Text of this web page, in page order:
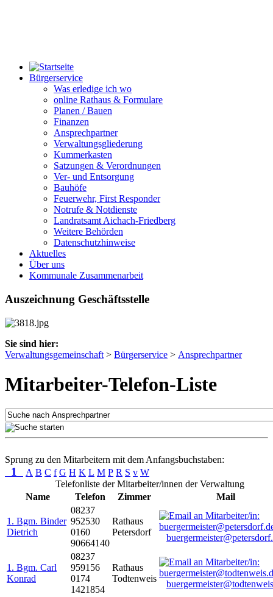
Bürgerservice
Was erledige ich wo
online Rathaus & Formulare
Planen / Bauen
Finanzen
Ansprechpartner
Verwaltungsgliederung
Kummerkasten
Satzungen & Verordnungen
Ver- und Entsorgung
Bauhöfe
Feuerwehr, First Responder
Notrufe & Notdienste
Landratsamt Aichach-Friedberg
Weitere Behörden
Datenschutzhinweise
Aktuelles
Über uns
Kommunale Zusammenarbeit
Auszeichnung Geschäftsstelle
Sie sind hier:
Verwaltungsgemeinschaft > Bürgerservice > Ansprechpartner
Mitarbeiter-Telefon-Liste
Sprung zu den Mitarbeitern mit dem Anfangsbuchstaben:
1 A B C f G H K L M P R S v W
Telefonliste der Mitarbeiter/innen der Verwaltung
Name
Telefon Zimmer Mail
1. Bgm. Binder
Dietrich
08237
952530
0160
90664140
Rathaus
Petersdorf
1. Bgm. Carl
Konrad
08237
959156
0174
1421854
Rathaus
Todtenweis